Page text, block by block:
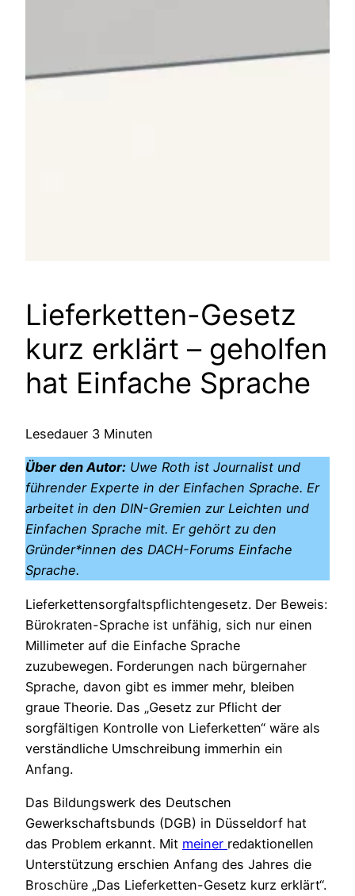
Lieferketten-Gesetz
kurz erklärt – geholfen
hat Einfache Sprache
Lesedauer 3 Minuten
Über den Autor: Uwe Roth ist Journalist und
führender Experte in der Einfachen Sprache. Er
arbeitet in den DIN-Gremien zur Leichten und
Einfachen Sprache mit. Er gehört zu den
Gründer*innen des DACH-Forums Einfache
Sprache.
Lieferkettensorgfaltspflichtengesetz. Der Beweis:
Bürokraten-Sprache ist unfähig, sich nur einen
Millimeter auf die Einfache Sprache
zuzubewegen. Forderungen nach bürgernaher
Sprache, davon gibt es immer mehr, bleiben
graue Theorie. Das „Gesetz zur Pflicht der
sorgfältigen Kontrolle von Lieferketten“ wäre als
verständliche Umschreibung immerhin ein
Anfang.
Das Bildungswerk des Deutschen
Gewerkschaftsbunds (DGB) in Düsseldorf hat
das Problem erkannt. Mit meiner redaktionellen
Unterstützung erschien Anfang des Jahres die
Broschüre „Das Lieferketten-Gesetz kurz erklärt“.